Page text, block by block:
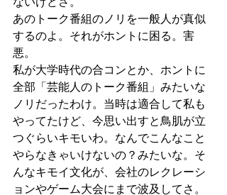
あのトーク番組のノリを一般人が真似
するのよ。それがホントに困る。害
悪。
私が大学時代の合コンとか、ホントに
全部「芸能人のトーク番組」みたいな
ノリだったわけ。当時は適合して私も
やってたけど、今思い出すと鳥肌が立
つぐらいキモいわ。なんでこんなこと
やらなきゃいけないの？みたいな。そ
んなキモイ文化が、会社のレクレーシ
ョンやゲーム大会にまで波及してさ。